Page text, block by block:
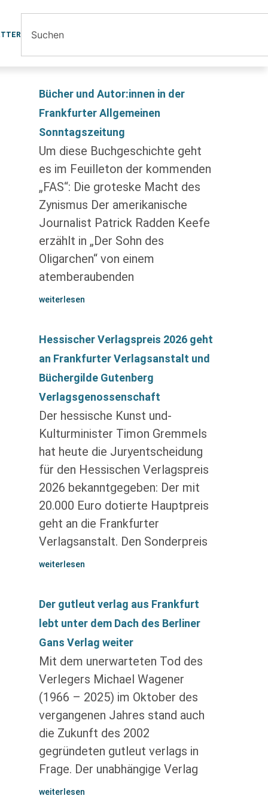
Bücher und Autor:innen in der
Frankfurter Allgemeinen
Sonntagszeitung
Um diese Buchgeschichte geht
es im Feuilleton der kommenden
„FAS“: Die groteske Macht des
Zynismus Der amerikanische
Journalist Patrick Radden Keefe
erzählt in „Der Sohn des
Oligarchen“ von einem
atemberaubenden
weiterlesen
Hessischer Verlagspreis 2026 geht
an Frankfurter Verlagsanstalt und
Büchergilde Gutenberg
Verlagsgenossenschaft
Der hessische Kunst und-
Kulturminister Timon Gremmels
hat heute die Juryentscheidung
für den Hessischen Verlagspreis
2026 bekanntgegeben: Der mit
20.000 Euro dotierte Hauptpreis
geht an die Frankfurter
Verlagsanstalt. Den Sonderpreis
weiterlesen
Der gutleut verlag aus Frankfurt
lebt unter dem Dach des Berliner
Gans Verlag weiter
Mit dem unerwarteten Tod des
Verlegers Michael Wagener
(1966 – 2025) im Oktober des
vergangenen Jahres stand auch
die Zukunft des 2002
gegründeten gutleut verlags in
Frage. Der unabhängige Verlag
weiterlesen